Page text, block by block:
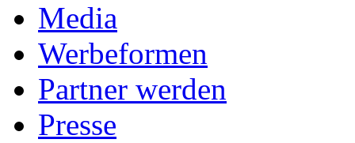
Media
Werbeformen
Partner werden
Presse